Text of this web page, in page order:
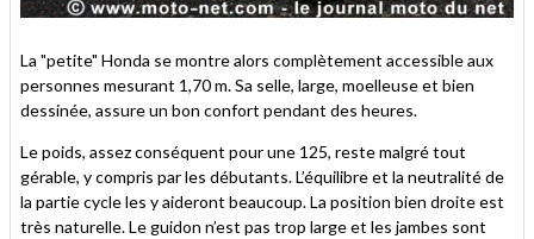
La "petite" Honda se montre alors complètement accessible aux
personnes mesurant 1,70 m. Sa selle, large, moelleuse et bien
dessinée, assure un bon confort pendant des heures.
Le poids, assez conséquent pour une 125, reste malgré tout
gérable, y compris par les débutants. L’équilibre et la neutralité de
la partie cycle les y aideront beaucoup. La position bien droite est
très naturelle. Le guidon n’est pas trop large et les jambes sont